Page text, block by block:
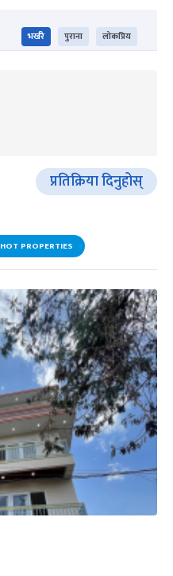
भर्खरै पुराना लोकप्रिय
प्रतिक्रिया दिनुहोस्
HOT PROPERTIES